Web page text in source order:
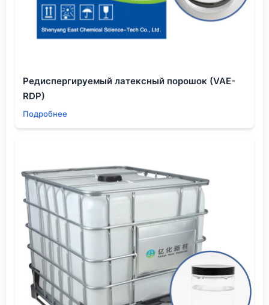
критично для процессов, где важна
диэлектрическая проницаемость или точная
не сошлась тонкая структура
на ЖК-дисплее — появились микроскопические
дефекты выравнивания. Пришлось внедрять
строгий протокол хранения: только в сухой
материалами. Он отлично дружит со стеклом и
тефлоном, но некоторые виды пластиков,
резиновые прокладки, даже определённые сорта
нержавейки могут пострадать. Проверять нужно
каждый раз. Я всегда советую коллегам делать
тестовое погружение образца материала перед
тем, как запускать процесс. Сэкономит нервы и
деньги. Особенно это актуально для систем
фильтрации и трубопроводов на производстве.
Температура замерзания около 18°C — это тоже
Редиспергируемый латексный порошок (VAE-
RDP)
Подробнее